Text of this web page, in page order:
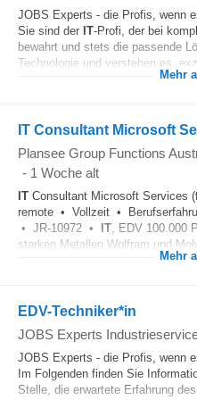
JOBS Experts - die Profis, wenn
Sie sind der IT-Profi, der bei
bewahrt und stets die passende
Technologie und verstehen es,
Mehr
IT Consultant Microsoft
Plansee Group Functions
- 1 Woche alt
IT Consultant Microsoft Services
remote • Vollzeit •
• JR-10972 • IT, EDV 100.000
starken Metallen Wolfram und
Mehr
EDV-Techniker*in
JOBS Experts
JOBS Experts - die Profis, wenn
Im Folgenden finden Sie
Stelle, die erwartete Erfahrung